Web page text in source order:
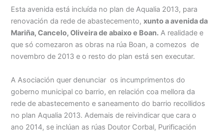
Esta avenida está incluída no plan de Aqualia 2013, para
renovación da rede de abastecemento,xunto a avenida da
Mariña, Cancelo, Oliveira de abaixo e Boan. A realidade e
que só comezaron as obras na rúa Boan, a comezos de
novembro de 2013 e o resto do plan está sen executar.
A Asociación quer denunciar os incumprimentos do
goberno municipal co barrio, en relación coa mellora da
rede de abastecemento e saneamento do barrio recollidos
no plan Aqualia 2013. Ademais de reivindicar que cara o
ano 2014, se inclúan as rúas Doutor Corbal, Purificación